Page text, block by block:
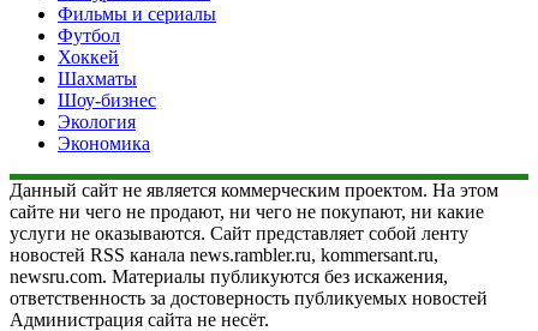
Фильмы и сериалы
Футбол
Хоккей
Шахматы
Шоу-бизнес
Экология
Экономика
Данный сайт не является коммерческим проектом. На этом
сайте ни чего не продают, ни чего не покупают, ни какие
услуги не оказываются. Сайт представляет собой ленту
новостей RSS канала news.rambler.ru, kommersant.ru,
newsru.com. Материалы публикуются без искажения,
ответственность за достоверность публикуемых новостей
Администрация сайта не несёт.